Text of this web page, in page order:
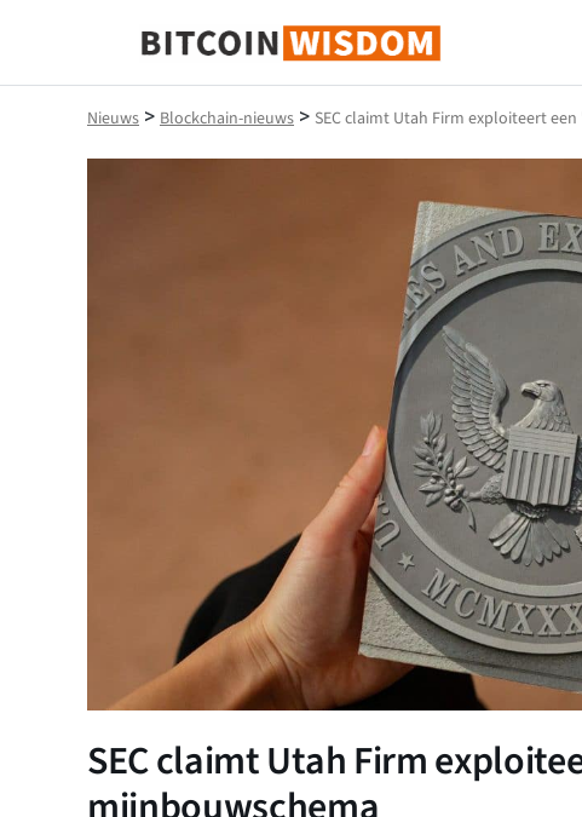
Bitcoin-wijsheid
Nieuws > Blockchain-nieuws > SEC claimt Utah Firm exploiteert
SEC claimt Utah Firm